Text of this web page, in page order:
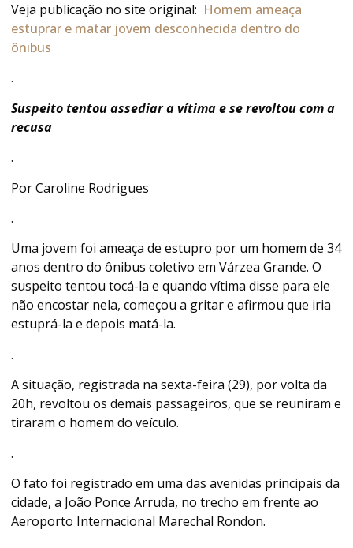
Veja publicação no site original: Homem ameaça
estuprar e matar jovem desconhecida dentro do
ônibus
.
Suspeito tentou assediar a vítima e se revoltou com a
recusa
.
Por Caroline Rodrigues
.
Uma jovem foi ameaça de estupro por um homem de 34
anos dentro do ônibus coletivo em Várzea Grande. O
suspeito tentou tocá-la e quando vítima disse para ele
não encostar nela, começou a gritar e afirmou que iria
estuprá-la e depois matá-la.
.
A situação, registrada na sexta-feira (29), por volta da
20h, revoltou os demais passageiros, que se reuniram e
tiraram o homem do veículo.
.
O fato foi registrado em uma das avenidas principais da
cidade, a João Ponce Arruda, no trecho em frente ao
Aeroporto Internacional Marechal Rondon.